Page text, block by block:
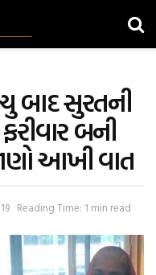
બાદ સુરતની
બની
આખી વાત
Reading Time: 1 min read